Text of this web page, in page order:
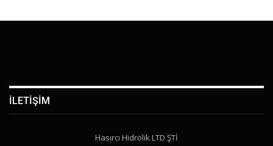
İLETIŞIM
Hasırcı Hidrolik LTD ŞTİ